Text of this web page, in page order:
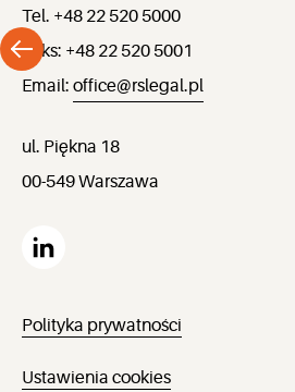
Tel. +48 22 520 5000
Faks: +48 22 520 5001
Email: office@rslegal.pl
ul. Piękna 18
00-549 Warszawa
Polityka prywatności
Ustawienia cookies